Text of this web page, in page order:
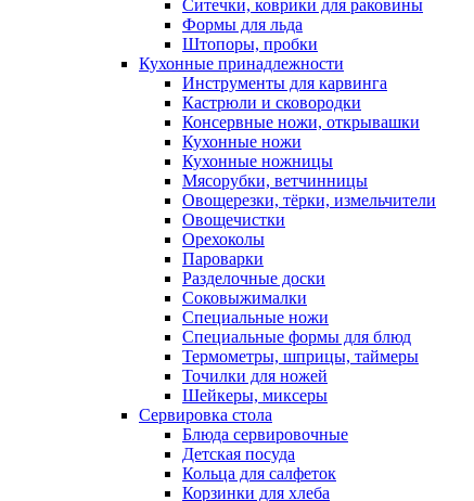
Ситечки, коврики для раковины
Формы для льда
Штопоры, пробки
Кухонные принадлежности
Инструменты для карвинга
Кастрюли и сковородки
Консервные ножи, открывашки
Кухонные ножи
Кухонные ножницы
Мясорубки, ветчинницы
Овощерезки, тёрки, измельчители
Овощечистки
Орехоколы
Пароварки
Разделочные доски
Соковыжималки
Специальные ножи
Специальные формы для блюд
Термометры, шприцы, таймеры
Точилки для ножей
Шейкеры, миксеры
Сервировка стола
Блюда сервировочные
Детская посуда
Кольца для салфеток
Корзинки для хлеба